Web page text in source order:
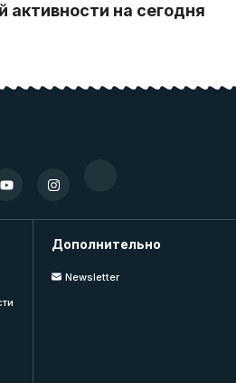
активности на сегодня
Дополнительно
Newsletter